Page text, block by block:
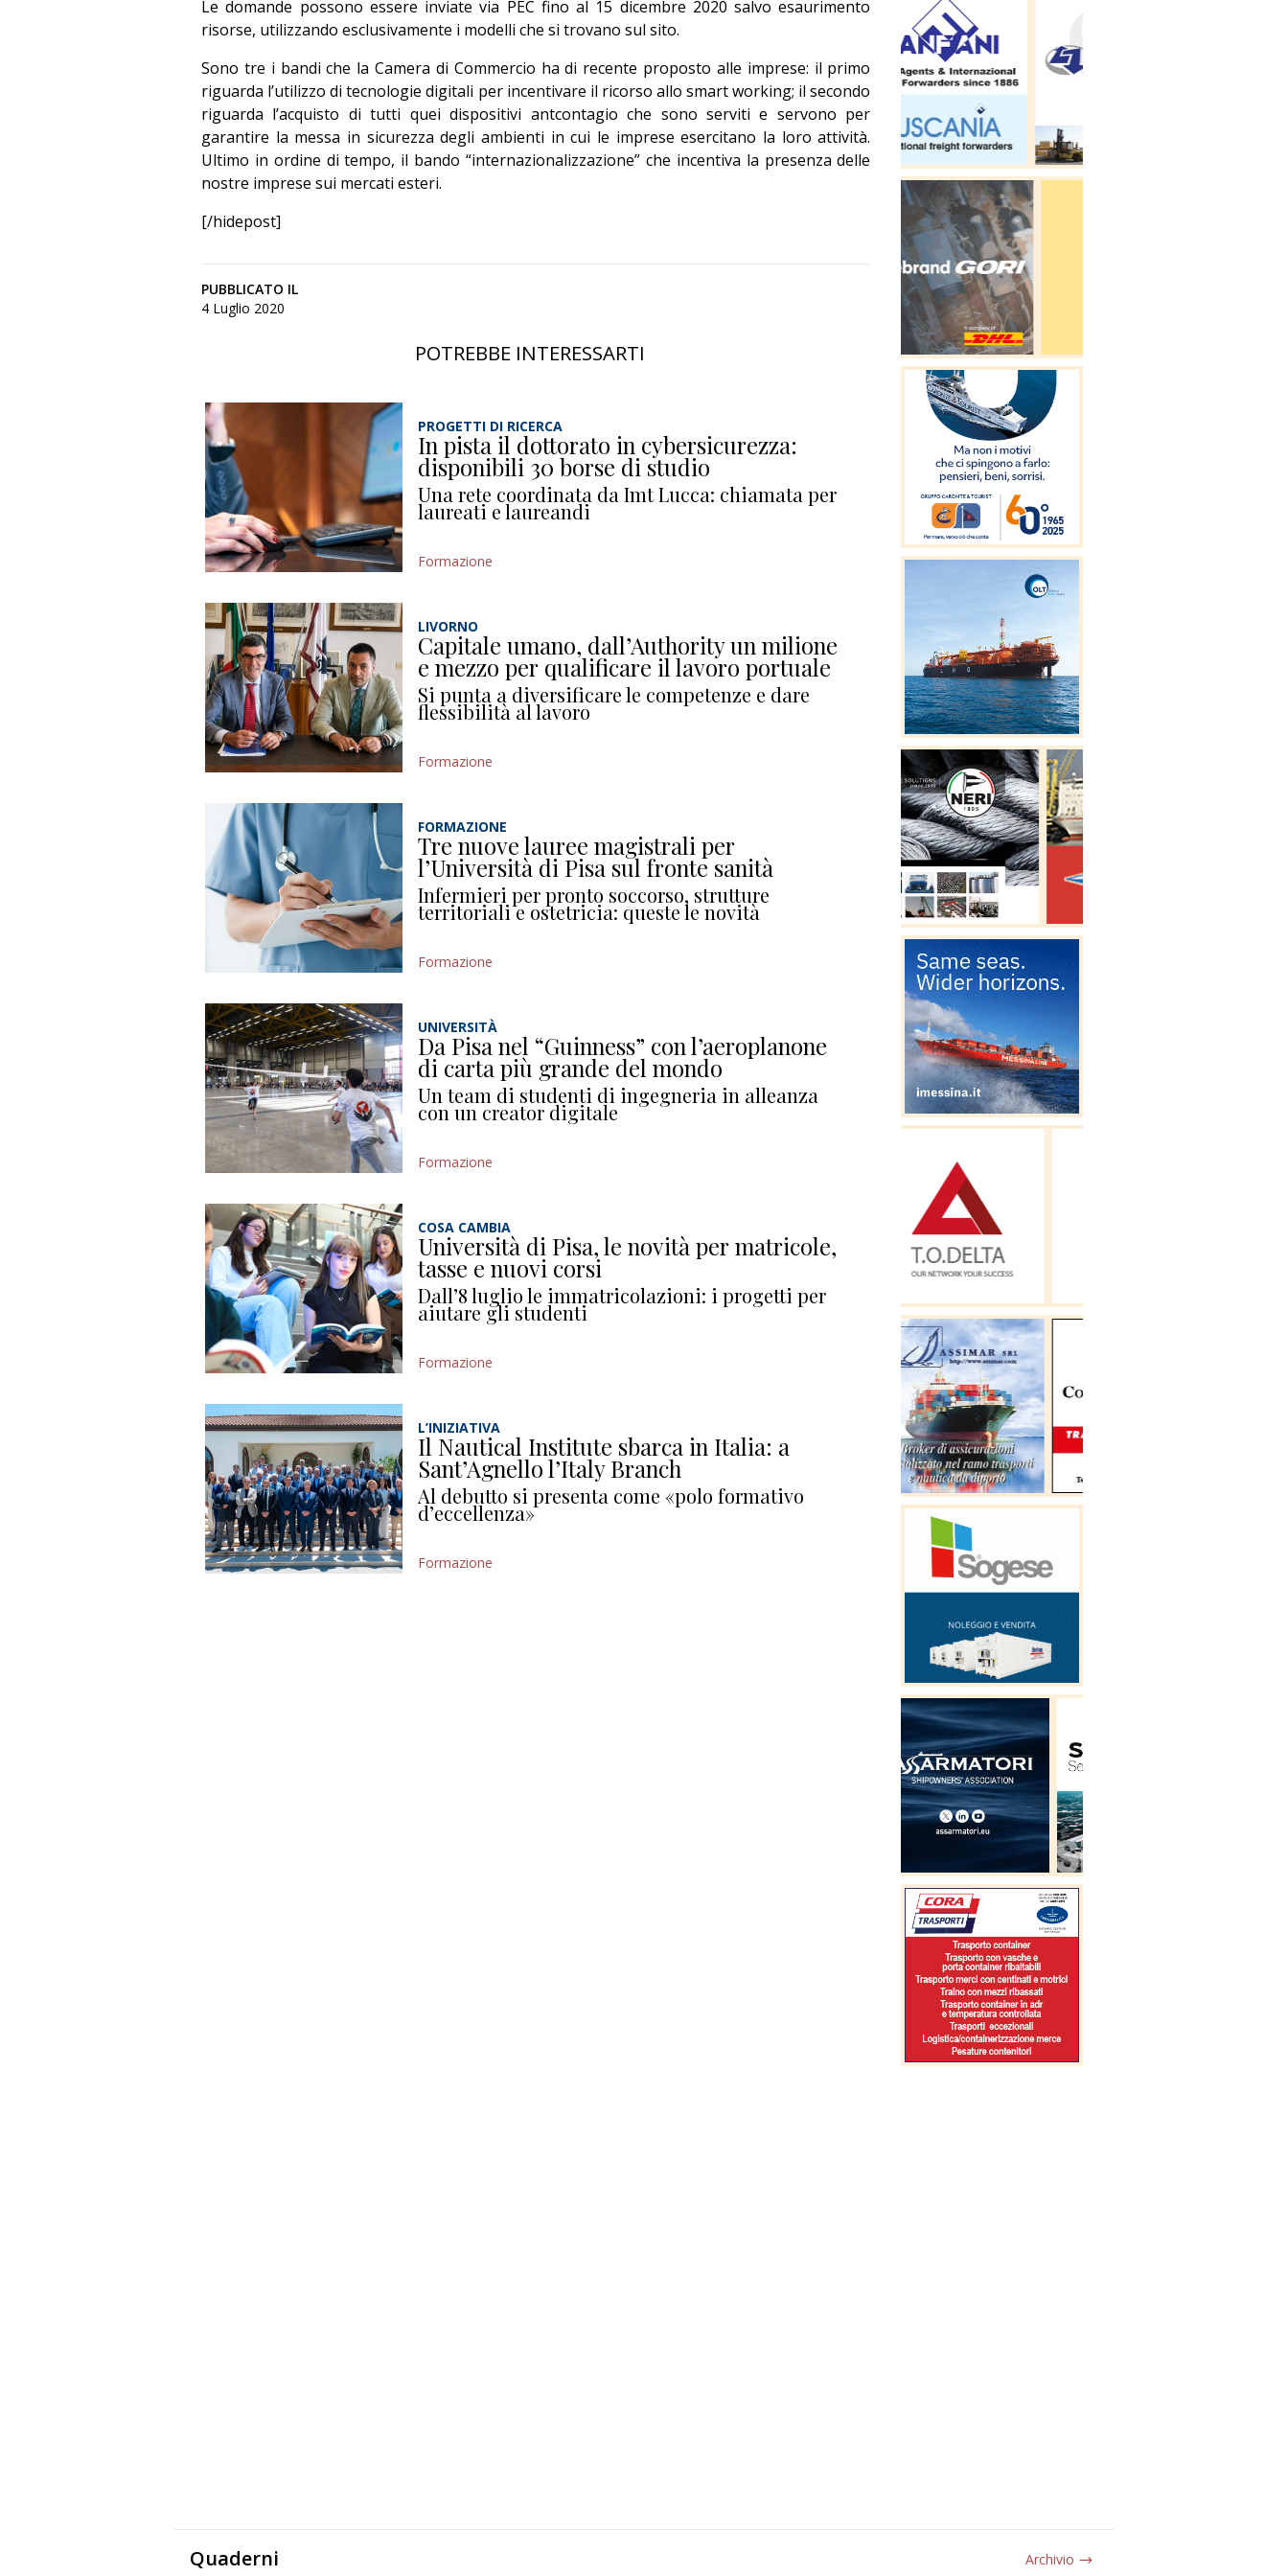
Le domande possono essere inviate via PEC fino al 15 dicembre 2020 salvo esaurimento
risorse, utilizzando esclusivamente i modelli che si trovano sul sito.
Sono tre i bandi che la Camera di Commercio ha di recente proposto alle imprese: il primo
riguarda l’utilizzo di tecnologie digitali per incentivare il ricorso allo smart working; il secondo
riguarda l’acquisto di tutti quei dispositivi antcontagio che sono serviti e servono per
garantire la messa in sicurezza degli ambienti in cui le imprese esercitano la loro attività.
Ultimo in ordine di tempo, il bando “internazionalizzazione” che incentiva la presenza delle
nostre imprese sui mercati esteri.
[/hidepost]
PUBBLICATO IL
4 Luglio 2020
POTREBBE INTERESSARTI
PROGETTI DI RICERCA
In pista il dottorato in cybersicurezza:
disponibili 30 borse di studio
Una rete coordinata da Imt Lucca: chiamata per
laureati e laureandi
Formazione
LIVORNO
Capitale umano, dall’Authority un milione
e mezzo per qualificare il lavoro portuale
Si punta a diversificare le competenze e dare
flessibilità al lavoro
Formazione
FORMAZIONE
Tre nuove lauree magistrali per
l’Università di Pisa sul fronte sanità
Infermieri per pronto soccorso, strutture
territoriali e ostetricia: queste le novità
Formazione
UNIVERSITÀ
Da Pisa nel “Guinness” con l’aeroplanone
di carta più grande del mondo
Un team di studenti di ingegneria in alleanza
con un creator digitale
Formazione
COSA CAMBIA
Università di Pisa, le novità per matricole,
tasse e nuovi corsi
Dall’8 luglio le immatricolazioni: i progetti per
aiutare gli studenti
Formazione
L’INIZIATIVA
Il Nautical Institute sbarca in Italia: a
Sant’Agnello l’Italy Branch
Al debutto si presenta come «polo formativo
d’eccellenza»
Formazione
Quaderni Archivio